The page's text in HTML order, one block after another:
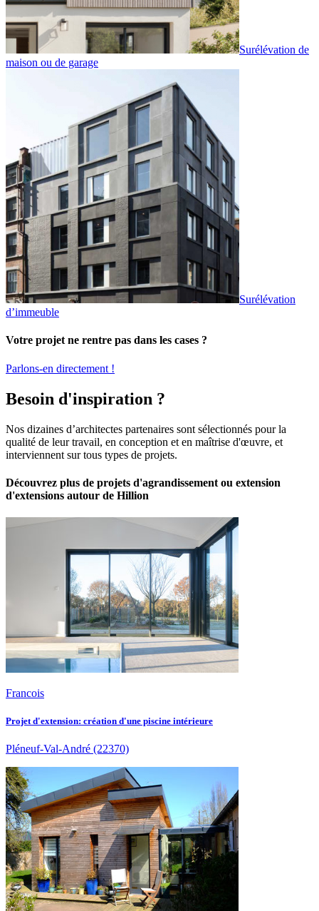
Surélévation de
maison ou de garage
Surélévation
d’immeuble
Votre projet ne rentre pas dans les cases ?
Parlons-en directement !
Besoin d'inspiration ?
Nos dizaines d’architectes partenaires sont sélectionnés pour la
qualité de leur travail, en conception et en maîtrise d'œuvre, et
interviennent sur tous types de projets.
Découvrez plus de projets d'agrandissement ou extension
d'extensions autour de Hillion
Francois
Projet d'extension: création d'une piscine intérieure
Pléneuf-Val-André (22370)